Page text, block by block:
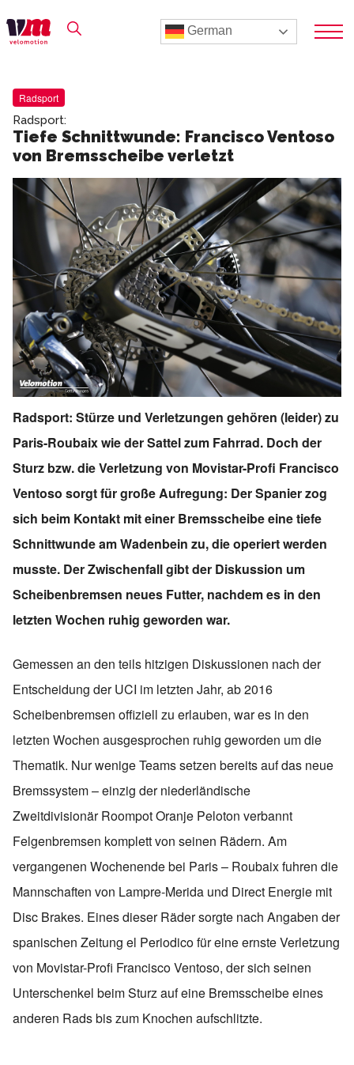
German
Radsport
Radsport:
Tiefe Schnittwunde: Francisco Ventoso
von Bremsscheibe verletzt
Radsport: Stürze und Verletzungen gehören (leider) zu
Paris-Roubaix wie der Sattel zum Fahrrad. Doch der
Sturz bzw. die Verletzung von Movistar-Profi Francisco
Ventoso sorgt für große Aufregung: Der Spanier zog
sich beim Kontakt mit einer Bremsscheibe eine tiefe
Schnittwunde am Wadenbein zu, die operiert werden
musste. Der Zwischenfall gibt der Diskussion um
Scheibenbremsen neues Futter, nachdem es in den
letzten Wochen ruhig geworden war.
Gemessen an den teils hitzigen Diskussionen nach der
Entscheidung der UCI im letzten Jahr, ab 2016
Scheibenbremsen offiziell zu erlauben, war es in den
letzten Wochen ausgesprochen ruhig geworden um die
Thematik. Nur wenige Teams setzen bereits auf das neue
Bremssystem – einzig der niederländische
Zweitdivisionär Roompot Oranje Peloton verbannt
Felgenbremsen komplett von seinen Rädern. Am
vergangenen Wochenende bei Paris – Roubaix fuhren die
Mannschaften von Lampre-Merida und Direct Energie mit
Disc Brakes. Eines dieser Räder sorgte nach Angaben der
spanischen Zeitung el Periodico für eine ernste Verletzung
von Movistar-Profi Francisco Ventoso, der sich seinen
Unterschenkel beim Sturz auf eine Bremsscheibe eines
anderen Rads bis zum Knochen aufschlitzte.